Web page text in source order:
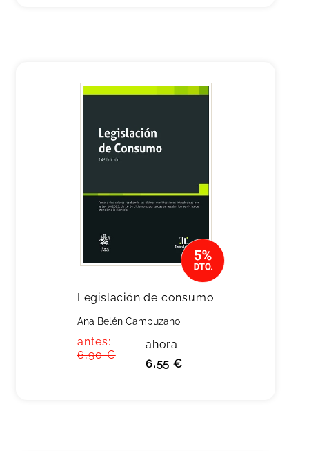
Legislación de consumo
Ana Belén Campuzano
antes:
6,90 €
ahora:
6,55 €